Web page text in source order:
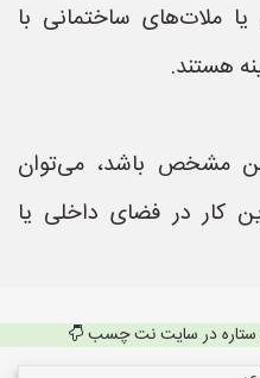
ساختمانی با
هستند.
مشخص باشد، می‌توان
کار در فضای داخلی یا
ستاره در سایت نت چسب